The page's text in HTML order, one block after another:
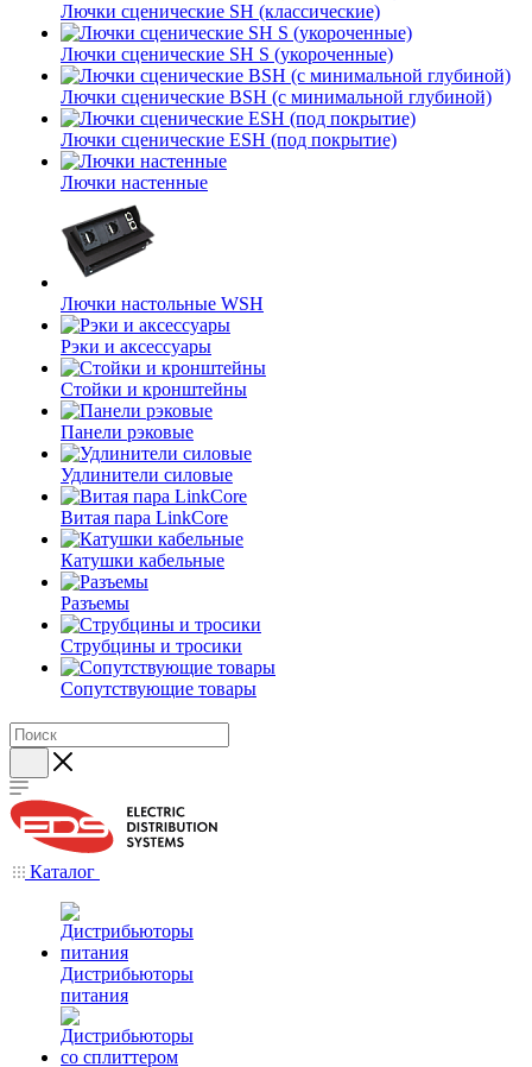
Лючки сценические SH (классические)
Лючки сценические SH S (укороченные)
Лючки сценические BSH (с минимальной глубиной)
Лючки сценические ESH (под покрытие)
Лючки настенные
Лючки настольные WSH
Рэки и аксессуары
Стойки и кронштейны
Панели рэковые
Удлинители силовые
Витая пара LinkCore
Катушки кабельные
Разъемы
Струбцины и тросики
Сопутствующие товары
Каталог
Дистрибьюторы
питания